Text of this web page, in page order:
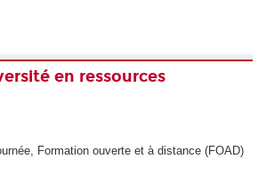
en ressources
Formation ouverte et à distance (FOAD)